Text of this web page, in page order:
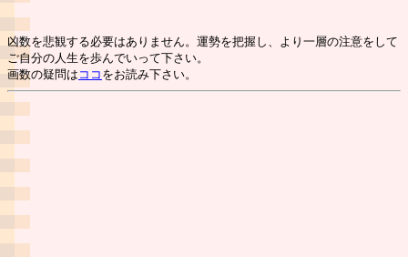
凶数を悲観する必要はありません。運勢を把握し、より一層の注意をして
ご自分の人生を歩んでいって下さい。
画数の疑問は ココ をお読み下さい。